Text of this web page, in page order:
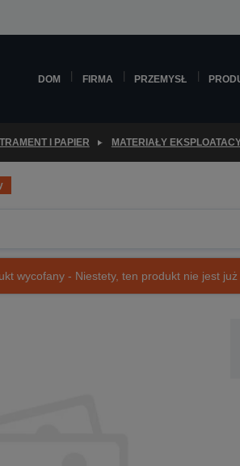
DOM FIRMA PRZEMYSŁ
I PAPIER MATERIAŁY
wycofany - Niestety, ten produkt nie jest już